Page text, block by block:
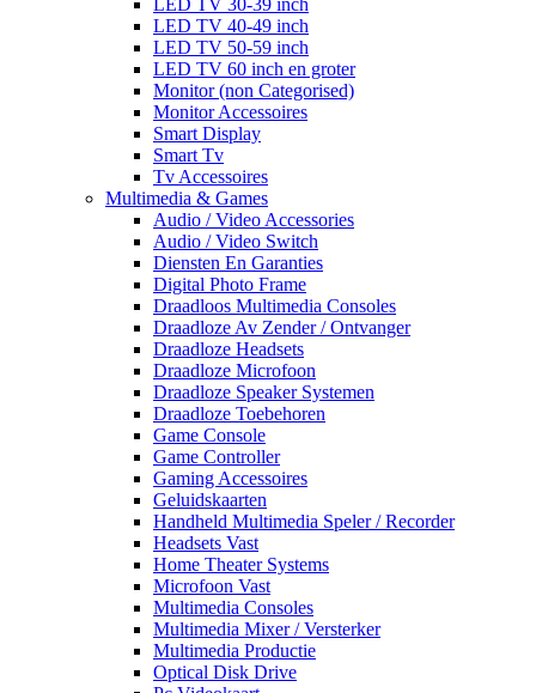
LED TV 40-49 inch
LED TV 50-59 inch
LED TV 60 inch en groter
Monitor (non Categorised)
Monitor Accessoires
Smart Display
Smart Tv
Tv Accessoires
Multimedia & Games
Audio / Video Accessories
Audio / Video Switch
Diensten En Garanties
Digital Photo Frame
Draadloos Multimedia Consoles
Draadloze Av Zender / Ontvanger
Draadloze Headsets
Draadloze Microfoon
Draadloze Speaker Systemen
Draadloze Toebehoren
Game Console
Game Controller
Gaming Accessoires
Geluidskaarten
Handheld Multimedia Speler / Recorder
Headsets Vast
Home Theater Systems
Microfoon Vast
Multimedia Consoles
Multimedia Mixer / Versterker
Multimedia Productie
Optical Disk Drive